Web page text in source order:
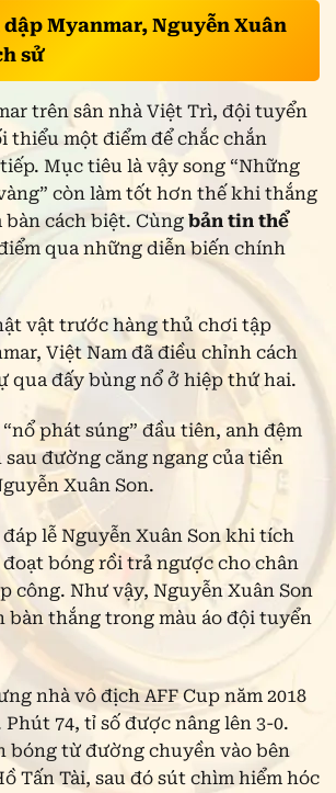
Myanmar, Nguyễn Xuân
sử
trên sân nhà Việt Trì, đội tuyển
thiểu một điểm để chắc chắn
Mục tiêu là vậy song “Những
còn làm tốt hơn thế khi thắng
cách biệt. Cùng bản tin thể
qua những diễn biến chính
vật trước hàng thủ chơi tập
Việt Nam đã điều chỉnh cách
qua đấy bùng nổ ở hiệp thứ hai.
phát súng” đầu tiên, anh đệm
đường căng ngang của tiền
Xuân Son.
lễ Nguyễn Xuân Son khi tích
bóng rồi trả ngược cho chân
công. Như vậy, Nguyễn Xuân Son
bàn thắng trong màu áo đội tuyển
nhà vô địch AFF Cup năm 2018
74, tỉ số được nâng lên 3-0.
bóng từ đường chuyền vào bên
Tấn Tài, sau đó sút chìm hiểm hóc